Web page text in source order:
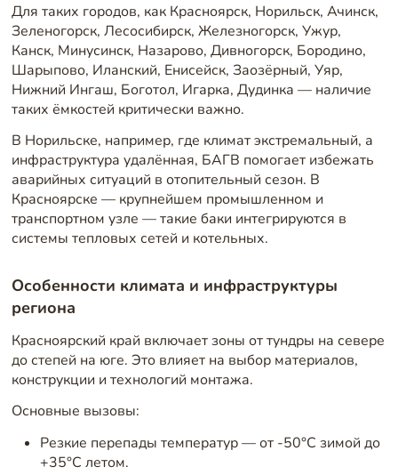
Для таких городов, как Красноярск, Норильск, Ачинск,
Зеленогорск, Лесосибирск, Железногорск, Ужур,
Канск, Минусинск, Назарово, Дивногорск, Бородино,
Шарыпово, Иланский, Енисейск, Заозёрный, Уяр,
Нижний Ингаш, Боготол, Игарка, Дудинка — наличие
таких ёмкостей критически важно.
В Норильске, например, где климат экстремальный, а
инфраструктура удалённая, БАГВ помогает избежать
аварийных ситуаций в отопительный сезон. В
Красноярске — крупнейшем промышленном и
транспортном узле — такие баки интегрируются в
системы тепловых сетей и котельных.
Особенности климата и инфраструктуры
региона
Красноярский край включает зоны от тундры на севере
до степей на юге. Это влияет на выбор материалов,
конструкции и технологий монтажа.
Основные вызовы:
Резкие перепады температур — от -50°C зимой до
+35°C летом.